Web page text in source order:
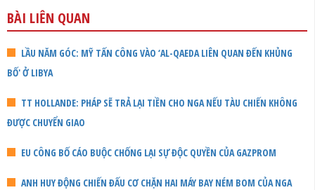
BÀI LIÊN QUAN
LẦU NĂM GÓC: MỸ TẤN CÔNG VÀO ‘AL-QAEDA LIÊN QUAN ĐẾN KHỦNG
BỐ' Ở LIBYA
TT HOLLANDE: PHÁP SẼ TRẢ LẠI TIỀN CHO NGA NẾU TÀU CHIẾN KHÔNG
ĐƯỢC CHUYỂN GIAO
EU CÔNG BỐ CÁO BUỘC CHỐNG LẠI SỰ ĐỘC QUYỀN CỦA GAZPROM
ANH HUY ĐỘNG CHIẾN ĐẤU CƠ CHẶN HAI MÁY BAY NÉM BOM CỦA NGA